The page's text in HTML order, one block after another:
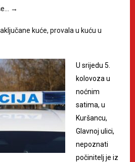
→
kuće, provala u kuću u
U srijedu 5.
kolovoza u
noćnim
satima, u
Kuršancu,
Glavnoj ulici,
nepoznati
počinitelj je iz